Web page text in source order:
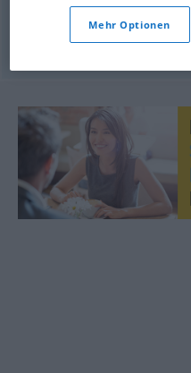
daraufhin,deshalb
Mehr Optionen